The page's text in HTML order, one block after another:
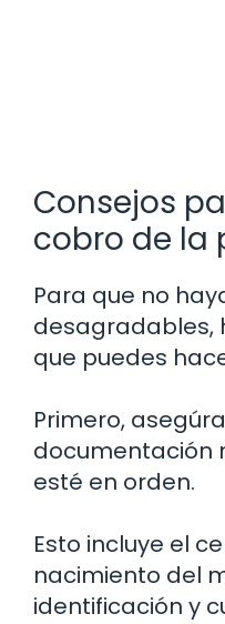
Consejos
cobro de la
Para que no
desagradables,
que puedes
Primero,
documentación
esté en orden.
Esto incluye el
nacimiento del
identificación y